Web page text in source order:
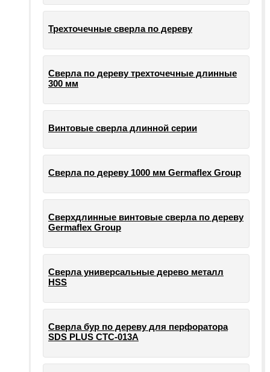
Трехточечные сверла по дереву
Сверла по дереву трехточечные длинные
300 мм
Винтовые сверла длинной серии
Сверла по дереву 1000 мм Germaflex Group
Сверхдлинные винтовые сверла по дереву
Germaflex Group
Сверла универсальные дерево металл
HSS
Cверла бур по дереву для перфоратора
SDS PLUS СТС-013А